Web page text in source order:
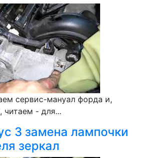
сервис-мануал форда и,
читаем - для...
3 замена лампочки
зеркал